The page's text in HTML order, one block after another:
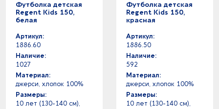
Футболка детская
Regent Kids 150,
белая
Артикул:
1886.60
Наличие:
1027
Материал:
джерси, хлопок 100%
Размеры:
10 лет (130-140 см),
Футболка детская
Regent Kids 150,
красная
Артикул:
1886.50
Наличие:
592
Материал:
джерси, хлопок 100%
Размеры:
10 лет (130-140 см),